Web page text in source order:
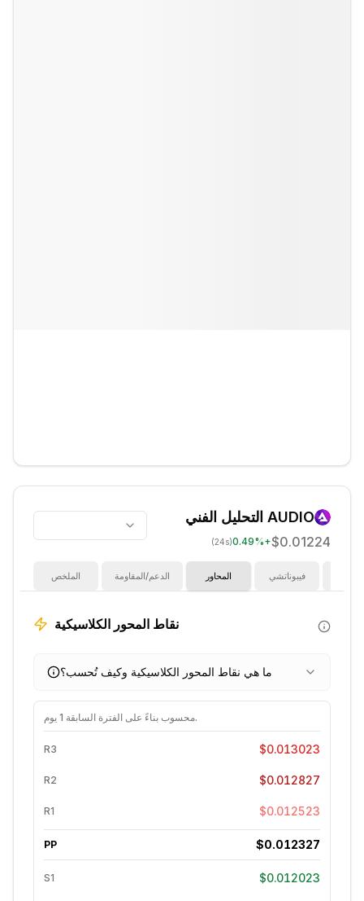
AUDIO التحليل الفني
$0.01224
+
0.49%
(24s)
الملخص الدعم/المقاومة المحاور فيبوناتشي
نقاط المحور الكلاسيكية
ما هي نقاط المحور الكلاسيكية وكيف تُحسب؟
محسوب بناءً على الفترة السابقة 1 يوم .
R3 $0.013023
R2 $0.012827
R1 $0.012523
PP $0.012327
S1 $0.012023